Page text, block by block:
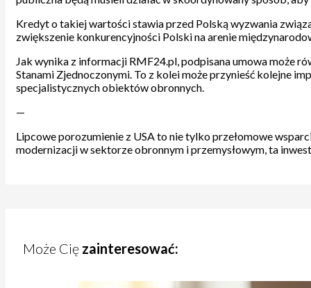
Kredyt o takiej wartości stawia przed Polską wyzwania
zwiększenie konkurencyjności Polski na arenie
Jak wynika z informacji RMF24.pl, podpisana umowa może
Stanami Zjednoczonymi. To z kolei może przynieść kolejne
specjalistycznych obiektów obronnych.
—
Lipcowe porozumienie z USA to nie tylko przełomowe
modernizacji w sektorze obronnym i przemysłowym, ta
Może Cię zainteresować: